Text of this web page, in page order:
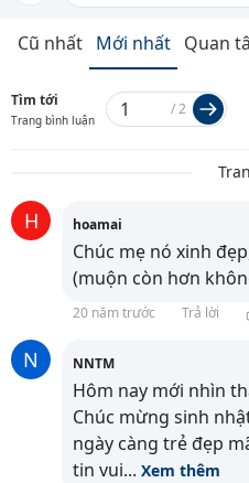
Cũ nhất Mới nhất Quan
Tìm tới
Trang bình luận
/2
H hoamai
Chúc mẹ nó xinh
(muộn còn hơn
20 năm trước Trả lời
N NNTM
Hôm nay mới nhìn
Chúc mừng sinh
ngày càng trẻ đẹp
tin vui... Xem thêm